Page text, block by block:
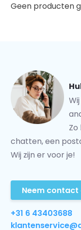
Geen producten
chatten, een
Wij zijn er voor je!
Neem contact
+31 6 43403688